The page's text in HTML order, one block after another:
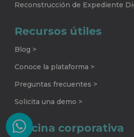
Reconstrucción de Expediente
Recursos útiles
Blog >
Conoce la plataforma >
Preguntas frecuentes >
Solicita una demo >
Oficina corporativa